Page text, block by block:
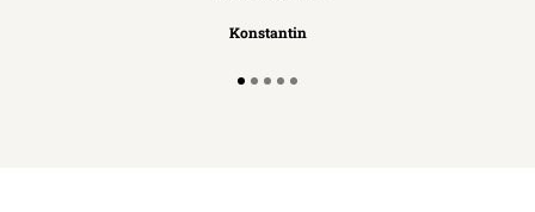
Konstantin